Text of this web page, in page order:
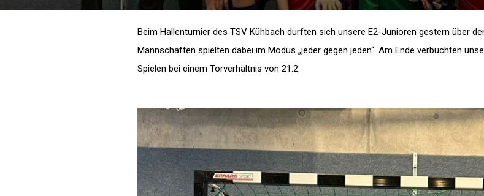
Beim Hallenturnier des TSV Kühbach durften sich unsere E2-Junioren gestern über
Mannschaften spielten dabei im Modus „jeder gegen jeden“. Am Ende verbuchten
Spielen bei einem Torverhältnis von 21:2.